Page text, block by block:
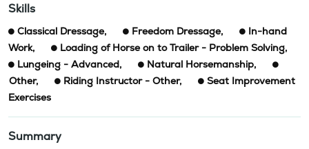
Skills
Classical Dressage, Freedom Dressage,
In-hand
Work, Loading of Horse on to Trailer - Problem Solving,
Lungeing - Advanced, Natural Horsemanship,
Other, Riding Instructor - Other,
Seat Improvement
Exercises
Summary